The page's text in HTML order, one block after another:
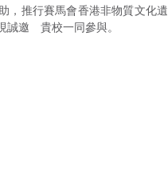
，推行賽馬會香港非物質文化遺
誠邀 貴校一同參與。